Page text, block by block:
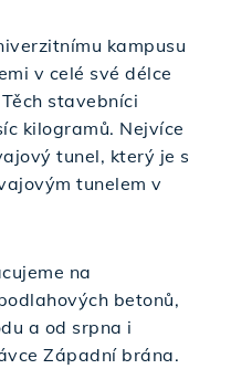
kampusu
v celé své délce
stavebníci
kilogramů. Nejvíce
tunel, který je s
tunelem v
na
betonů,
a od srpna i
Západní brána.